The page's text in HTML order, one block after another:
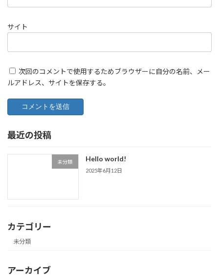
サイト
次回のコメントで使用するためブラウザーに自分の名前、メー
ルアドレス、サイトを保存する。
最近の投稿
未分類 Hello world!
2025年6月12日
カテゴリー
未分類
アーカイブ